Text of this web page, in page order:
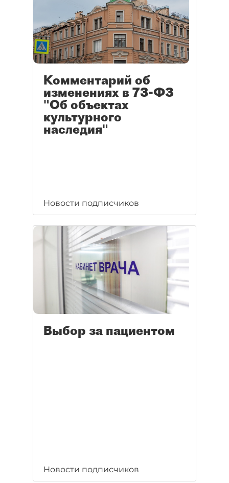
Комментарий об
изменениях в 73-ФЗ
"Об объектах
культурного
наследия"
Новости подписчиков
Выбор за пациентом
Новости подписчиков